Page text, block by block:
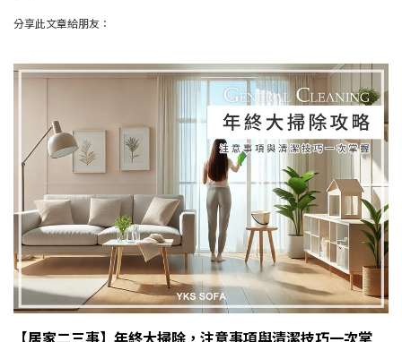
分享此文章給朋友：
【居家二三事】年終大掃除，注意事項與清潔技巧一次掌